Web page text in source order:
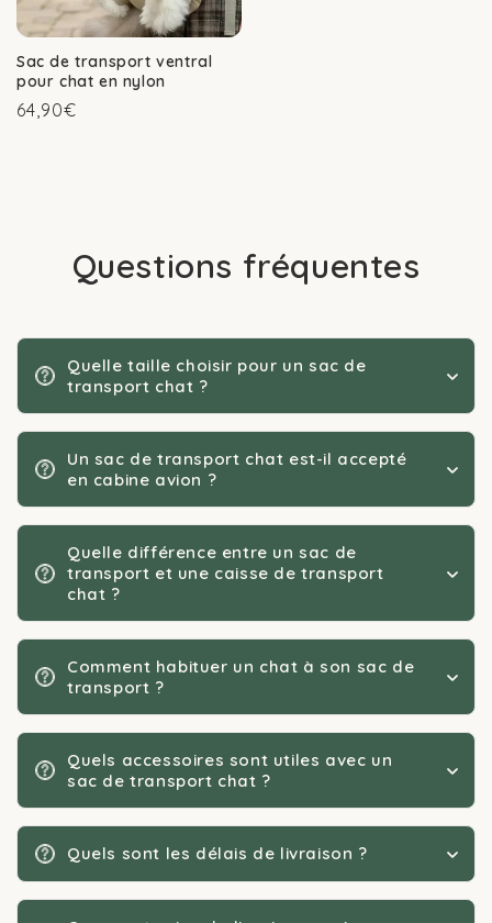
Sac de transport ventral
pour chat en nylon
Prix
64,90€
Questions fréquentes
Quelle taille choisir pour un sac de
transport chat ?
Un sac de transport chat est-il accepté
en cabine avion ?
Quelle différence entre un sac de
transport et une caisse de transport
chat ?
Comment habituer un chat à son sac de
transport ?
Quels accessoires sont utiles avec un
sac de transport chat ?
Quels sont les délais de livraison ?